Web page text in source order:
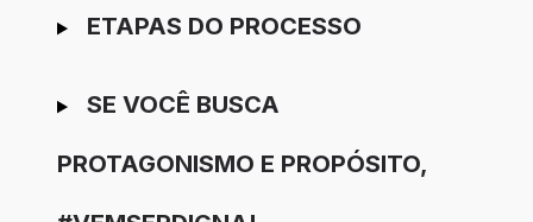
ETAPAS DO PROCESSO
SE VOCÊ BUSCA
PROTAGONISMO E PROPÓSITO,